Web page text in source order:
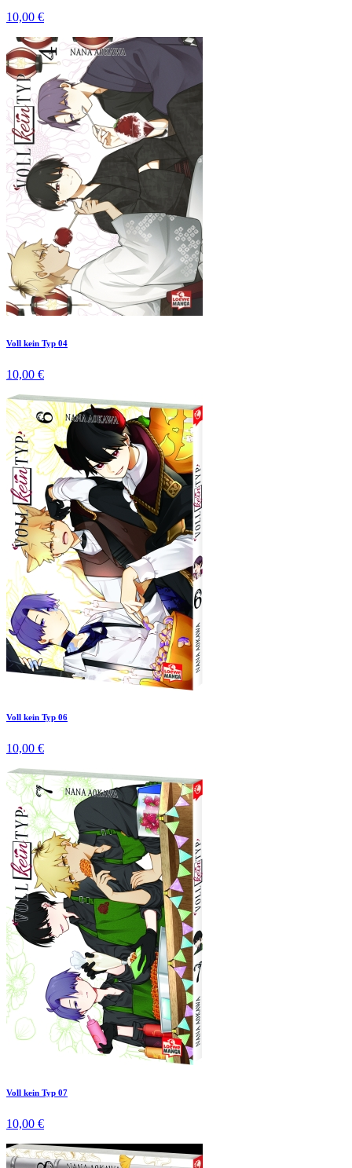
10,00 €
Voll kein Typ 04
10,00 €
Voll kein Typ 06
10,00 €
Voll kein Typ 07
10,00 €